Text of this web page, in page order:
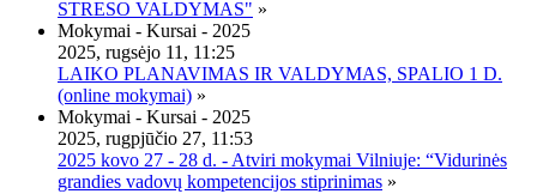
STRESO VALDYMAS" »
Mokymai - Kursai - 2025
2025, rugsėjo 11, 11:25
LAIKO PLANAVIMAS IR VALDYMAS, SPALIO 1 D.
(online mokymai) »
Mokymai - Kursai - 2025
2025, rugpjūčio 27, 11:53
2025 kovo 27 - 28 d. - Atviri mokymai Vilniuje: “Vidurinės
grandies vadovų kompetencijos stiprinimas »